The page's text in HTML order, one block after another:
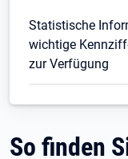
Statistische
wichtige
zur Verfügung
So finden